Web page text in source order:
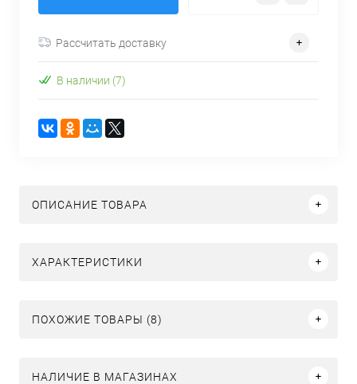
Рассчитать доставку
В наличии (7)
ОПИСАНИЕ ТОВАРА
ХАРАКТЕРИСТИКИ
ПОХОЖИЕ ТОВАРЫ (8)
НАЛИЧИЕ В МАГАЗИНАХ